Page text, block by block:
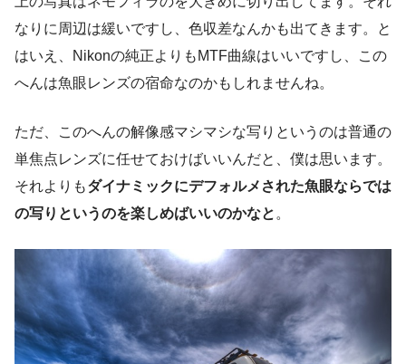
なりに周辺は緩いですし、色収差なんかも出てきます。と
はいえ、Nikonの純正よりもMTF曲線はいいですし、この
へんは魚眼レンズの宿命なのかもしれませんね。
ただ、このへんの解像感マシマシな写りというのは普通の
単焦点レンズに任せておけばいいんだと、僕は思います。
それよりもダイナミックにデフォルメされた魚眼ならでは
の写りというのを楽しめばいいのかなと 。